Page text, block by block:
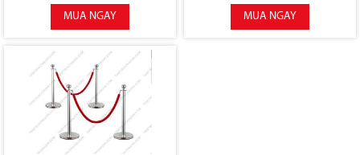
MUA NGAY MUA NGAY